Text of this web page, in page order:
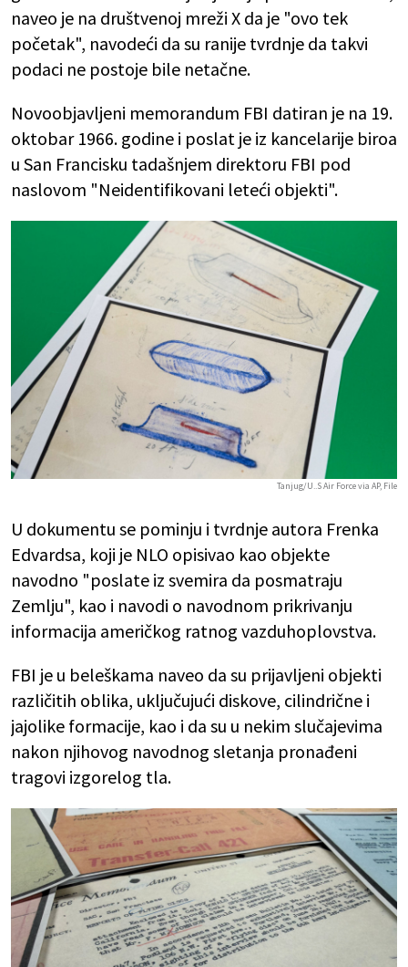
naveo je na društvenoj mreži X da je "ovo tek
početak", navodeći da su ranije tvrdnje da takvi
podaci ne postoje bile netačne.
Novoobjavljeni memorandum FBI datiran je na 19.
oktobar 1966. godine i poslat je iz kancelarije biroa
u San Francisku tadašnjem direktoru FBI pod
naslovom "Neidentifikovani leteći objekti".
Tanjug/U..S Air Force via AP, File
U dokumentu se pominju i tvrdnje autora Frenka
Edvardsa, koji je NLO opisivao kao objekte
navodno "poslate iz svemira da posmatraju
Zemlju", kao i navodi o navodnom prikrivanju
informacija američkog ratnog vazduhoplovstva.
FBI je u beleškama naveo da su prijavljeni objekti
različitih oblika, uključujući diskove, cilindrične i
jajolike formacije, kao i da su u nekim slučajevima
nakon njihovog navodnog sletanja pronađeni
tragovi izgorelog tla.